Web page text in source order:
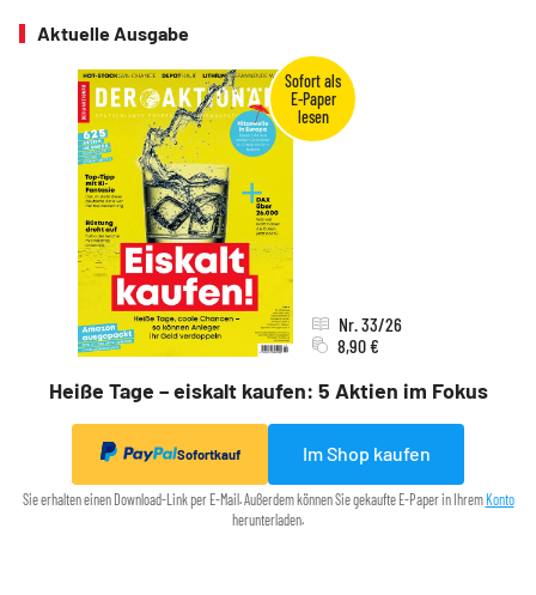
Aktuelle Ausgabe
Heiße Tage – eiskalt kaufen: 5 Aktien im Fokus
Nr. 33/26
8,90 €
Sofortkauf Im Shop kaufen
Sie erhalten einen Download-Link per E-Mail. Außerdem können Sie gekaufte E-Paper in IhremKonto
herunterladen.